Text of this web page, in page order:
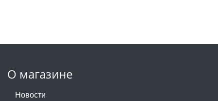
О магазине
Новости